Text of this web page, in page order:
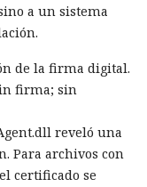
a un sistema
de la firma digital.
firma; sin
reveló una
Para archivos con
certificado se
la triste suerte de